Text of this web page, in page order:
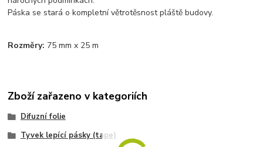
Páska se stará o kompletní větrotěsnost pláště budovy.
Rozměry: 75 mm x 25 m
Zboží zařazeno v kategoriích
Difuzní folie
Tyvek lepící pásky (tape)